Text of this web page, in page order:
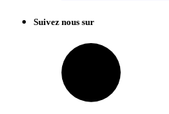
Suivez nous sur